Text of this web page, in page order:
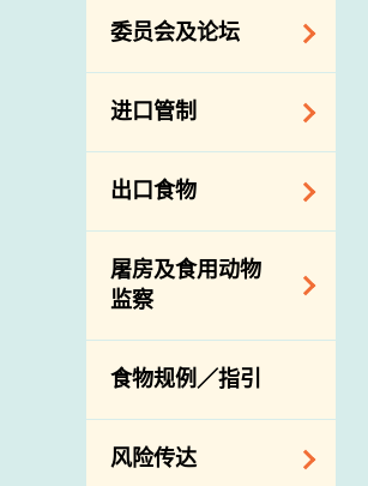
降低膳食中的钠和
糖
食物安全重点控制
系统
基因改造食物
资料
食物安全之风险评
估
食物事故应变及管
理
食物消费量调查
委员会及论坛
食物安全专家委员
会
消费者联系小组
进口管制
食物进口商和食物
分销商登记制度
络内地有关当局
进口食物管制
口检验
出口食物
出口验证
出口食物往内地
出口商及业界的消
息
屠房及食用动物
监察
规管农业化学物及
兽医药物在食用动
物上的使用
屠房及疾病监测
食物规例／指引
风险传达